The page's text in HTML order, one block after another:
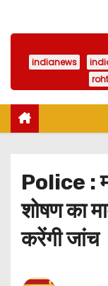
indianews
Police :
शोषण का
करेंगी जांच